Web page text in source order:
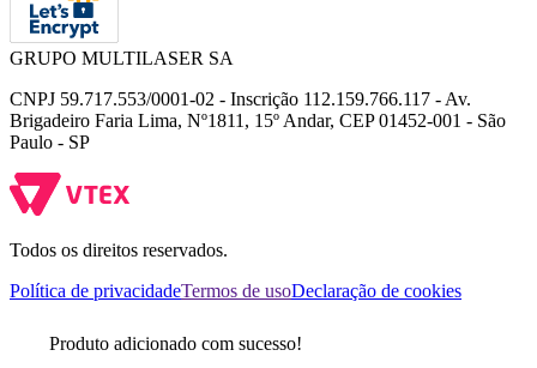
GRUPO MULTILASER SA
CNPJ 59.717.553/0001-02 - Inscrição 112.159.766.117 - Av.
Brigadeiro Faria Lima, Nº1811, 15º Andar, CEP 01452-001 - São
Paulo - SP
Todos os direitos reservados.
Política de privacidadeTermos de usoDeclaração de cookies
Produto adicionado com sucesso!